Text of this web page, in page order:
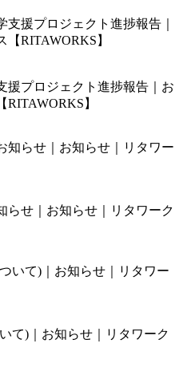
援プロジェクト進捗報告｜お
】
らせ｜お知らせ｜リタワーク
て)｜お知らせ｜リタワーク